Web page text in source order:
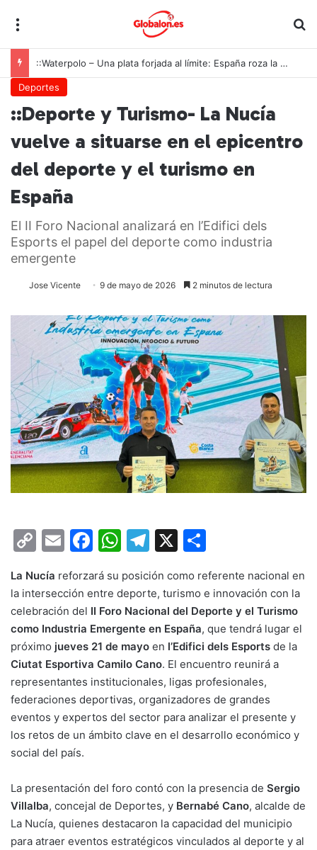
::Waterpolo – Una plata forjada al límite: España roza la cima europea en una final interminable
Deportes
::Deporte y Turismo- La Nucía
vuelve a situarse en el epicentro
del deporte y el turismo en
España
El II Foro Nacional analizará en l’Edifici dels
Esports el papel del deporte como industria
emergente
Jose Vicente 9 de mayo de 2026 2 minutos de lectura
C
p
y
Li
n
k
E
ai
l
F
c
e
b
o
o
k
W
at
s
A
p
p
T
e
gr
a
m
X
m
p
ar
tir
La Nucía reforzará su posición como referente nacional en
la intersección entre deporte, turismo e innovación con la
celebración del II Foro Nacional del Deporte y el Turismo
como Industria Emergente en España, que tendrá lugar el
próximo jueves 21 de mayo en l’Edifici dels Esports de la
Ciutat Esportiva Camilo Cano. El encuentro reunirá a
representantes institucionales, ligas profesionales,
federaciones deportivas, organizadores de grandes
eventos y expertos del sector para analizar el presente y
los retos de un ámbito clave en el desarrollo económico y
social del país.
La presentación del foro contó con la presencia de Sergio
Villalba, concejal de Deportes, y Bernabé Cano, alcalde de
La Nucía, quienes destacaron la capacidad del municipio
para atraer eventos estratégicos vinculados al deporte y al